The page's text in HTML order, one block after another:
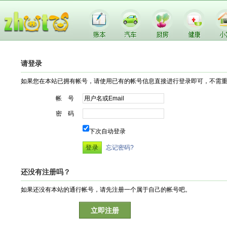
请登录
如果您在本站已拥有帐号，请使用已有的帐号信息直接进行登录即可，不需
帐 号
密 码
下次自动登录
忘记密码?
还没有注册吗？
如果还没有本站的通行帐号，请先注册一个属于自己的帐号吧。
立即注册